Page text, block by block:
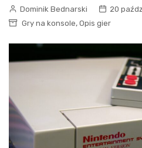
Dominik Bednarski
20
Gry na konsole, Opis gier